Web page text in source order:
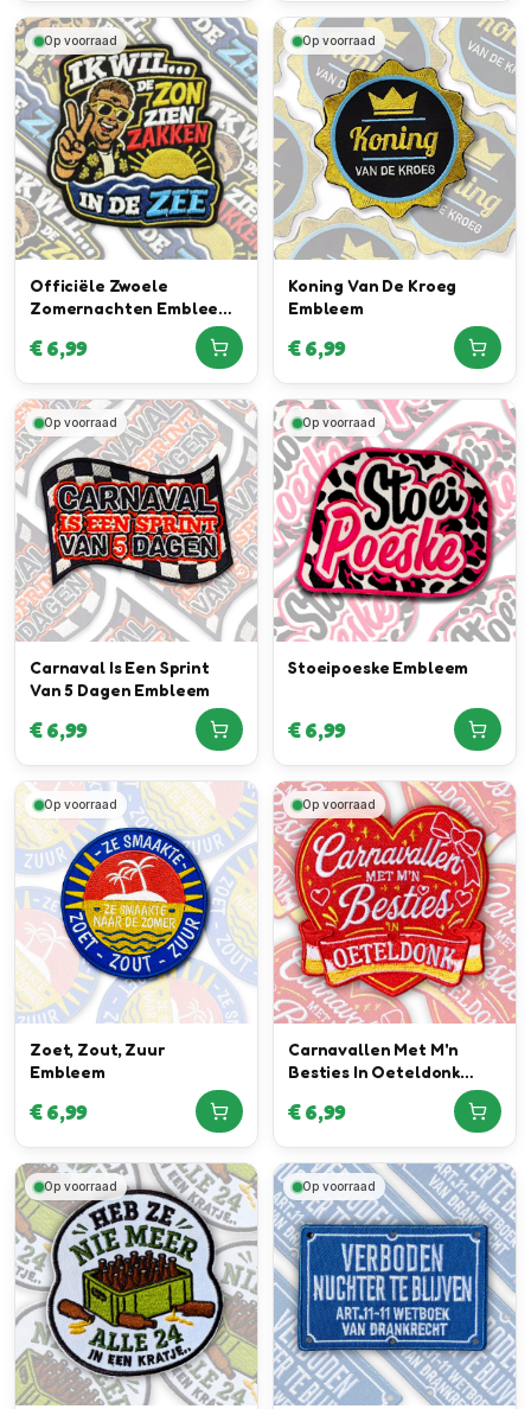
Op voorraad
Officiële Zwoele
Zomernachten Embleem
In Samenwerking Met
Rutger Van Barneveld
€6,99
Op voorraad
Koning Van De Kroeg
Embleem
€6,99
Op voorraad
Carnaval Is Een Sprint
Van 5 Dagen Embleem
€6,99
Op voorraad
Stoeipoeske Embleem
€6,99
Op voorraad
Zoet, Zout, Zuur
Embleem
€6,99
Op voorraad
Carnavallen Met M'n
Besties In Oeteldonk
€6,99
Op voorraad Op voorraad